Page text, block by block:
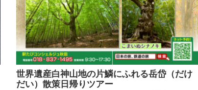
世界遺産白神山地の片鱗にふれる岳岱（だけ
だい）散策日帰りツアー